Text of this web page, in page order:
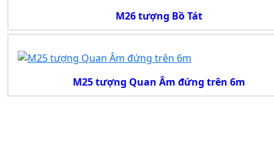
M26 tượng Bồ Tát
M25 tượng Quan Âm đứng trên 6m